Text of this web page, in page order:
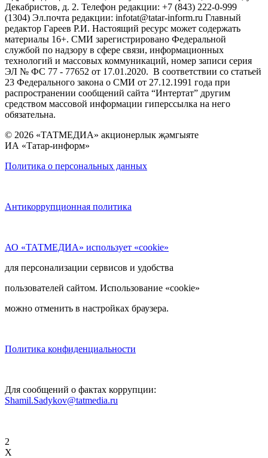
Декабристов, д. 2. Телефон редакции: +7 (843) 222-0-999
(1304) Эл.почта редакции: infotat@tatar-inform.ru Главный
редактор Гареев Р.И. Настоящий ресурс может содержать
материалы 16+. СМИ зарегистрировано Федеральной
службой по надзору в сфере связи, информационных
технологий и массовых коммуникаций, номер записи серия
ЭЛ № ФС 77 - 77652 от 17.01.2020. В соответствии со статьей
23 Федерального закона о СМИ от 27.12.1991 года при
распространении сообщений сайта “Интертат” другим
средством массовой информации гиперссылка на него
обязательна.
© 2026 «ТАТМЕДИА» акционерлык җәмгыяте
ИА «Татар-информ»
Политика о персональных данных
Антикоррупционная политика
АО «ТАТМЕДИА» использует «cookie»
для персонализации сервисов и удобства
пользователей сайтом. Использование «cookie»
можно отменить в настройках браузера.
Политика конфиденциальности
Для сообщений о фактах коррупции:
Shamil.Sadykov@tatmedia.ru
2
X